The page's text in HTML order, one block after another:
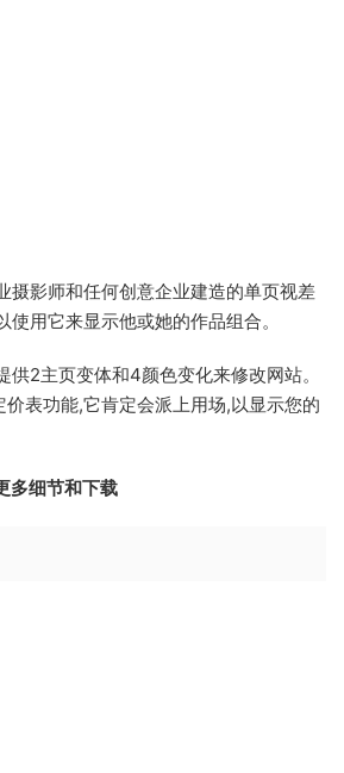
摄影师和任何创意企业建造的单页视差
使用它来显示他或她的作品组合。
供2主页变体和4颜色变化来修改网站。
表功能,它肯定会派上用场,以显示您的
多细节和下载